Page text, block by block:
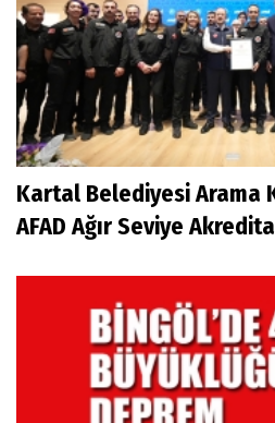
Kartal Belediyesi Arama
AFAD Ağır Seviye